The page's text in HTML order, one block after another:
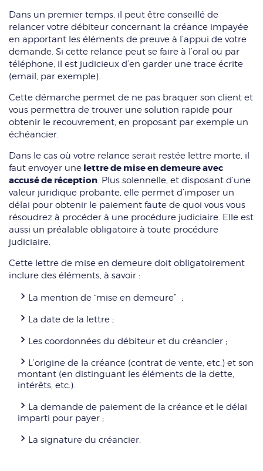
Dans un premier temps, il peut être conseillé de
relancer votre débiteur concernant la créance impayée
en apportant les éléments de preuve à l’appui de votre
demande. Si cette relance peut se faire à l’oral ou par
téléphone, il est judicieux d’en garder une trace écrite
(email, par exemple).
Cette démarche permet de ne pas braquer son client et
vous permettra de trouver une solution rapide pour
obtenir le recouvrement, en proposant par exemple un
échéancier.
Dans le cas où votre relance serait restée lettre morte, il
faut envoyer une lettre de mise en demeure avec
accusé de réception. Plus solennelle, et disposant d’une
valeur juridique probante, elle permet d’imposer un
délai pour obtenir le paiement faute de quoi vous vous
résoudrez à procéder à une procédure judiciaire. Elle est
aussi un préalable obligatoire à toute procédure
judiciaire.
Cette lettre de mise en demeure doit obligatoirement
inclure des éléments, à savoir :
La mention de “mise en demeure” ;
La date de la lettre ;
Les coordonnées du débiteur et du créancier ;
L’origine de la créance (contrat de vente, etc.) et son
montant (en distinguant les éléments de la dette,
intérêts, etc.).
La demande de paiement de la créance et le délai
imparti pour payer ;
La signature du créancier.